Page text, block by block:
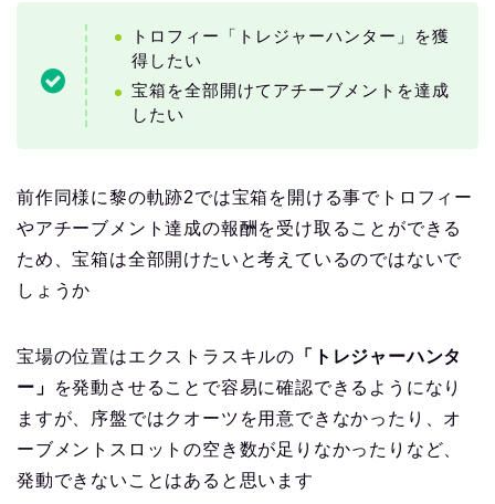
トロフィー「トレジャーハンター」を獲
得したい
宝箱を全部開けてアチーブメントを達成
したい
前作同様に黎の軌跡2では宝箱を開ける事でトロフィー
やアチーブメント達成の報酬を受け取ることができる
ため、宝箱は全部開けたいと考えているのではないで
しょうか
宝場の位置はエクストラスキルの 「トレジャーハンタ
ー」
を発動させることで容易に確認できるようになり
ますが、序盤ではクオーツを用意できなかったり、オ
ーブメントスロットの空き数が足りなかったりなど、
発動できないことはあると思います